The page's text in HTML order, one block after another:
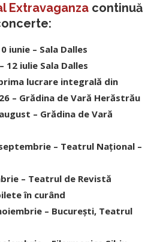
Extravaganza continuă
iunie – Sala Dalles
12 iulie Sala Dalles
lucrare integrală din
– Grădina de Vară Herăstrău
– Grădina de Vară
– Teatrul Naţional –
– Teatrul de Revistă
în curând
– Bucureşti, Teatrul